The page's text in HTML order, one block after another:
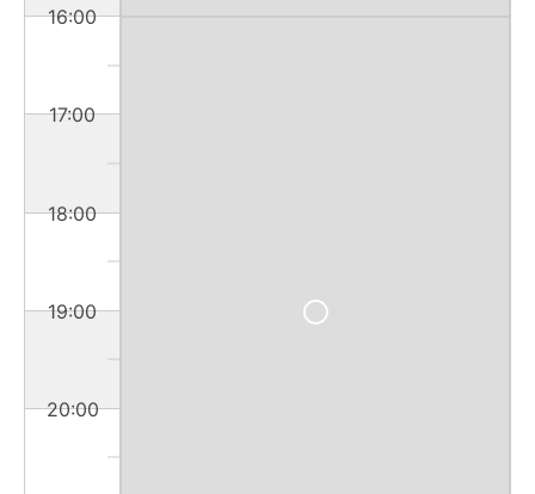
16:00
17:00
18:00
19:00
20:00